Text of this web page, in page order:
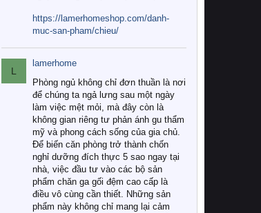
https://lamerhomeshop.com/danh-
muc-san-pham/chieu/
L
lamerhome
Phòng ngủ không chỉ đơn thuần là nơi
để chúng ta ngả lưng sau một ngày
làm việc mệt mỏi, mà đây còn là
không gian riêng tư phản ánh gu thẩm
mỹ và phong cách sống của gia chủ.
Để biến căn phòng trở thành chốn
nghỉ dưỡng đích thực 5 sao ngay tại
nhà, việc đầu tư vào các bộ sản
phẩm chăn ga gối đệm cao cấp là
điều vô cùng cần thiết. Những sản
phẩm này không chỉ mang lại cảm